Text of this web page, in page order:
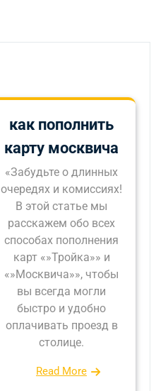
как пополнить
карту москвича
«Забудьте о длинных
очередях и комиссиях!
В этой статье мы
расскажем обо всех
способах пополнения
карт «»Тройка»» и
«»Москвича»», чтобы
вы всегда могли
быстро и удобно
оплачивать проезд в
столице.
Read More